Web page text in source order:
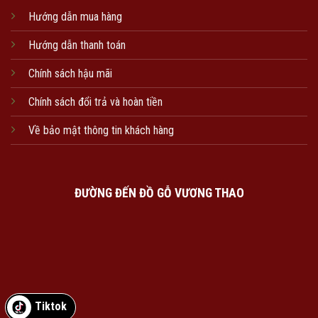
Hướng dẫn mua hàng
Hướng dẫn thanh toán
Chính sách hậu mãi
Chính sách đổi trả và hoàn tiền
Về bảo mật thông tin khách hàng
ĐƯỜNG ĐẾN ĐỒ GỖ VƯƠNG THAO
Tiktok